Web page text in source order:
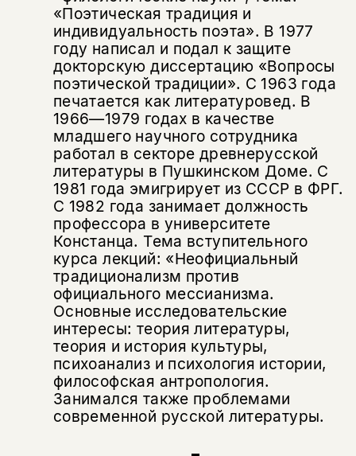
«Поэтическая традиция и
индивидуальность поэта». В 1977
году написал и подал к защите
докторскую диссертацию «Вопросы
поэтической традиции». С 1963 года
печатается как литературовед. В
1966—1979 годах в качестве
младшего научного сотрудника
работал в секторе древнерусской
литературы в Пушкинском Доме. С
1981 года эмигрирует из СССР в ФРГ.
С 1982 года занимает должность
профессора в университете
Констанца. Тема вступительного
курса лекций: «Неофициальный
традиционализм против
официального мессианизма.
Основные исследовательские
интересы: теория литературы,
теория и история культуры,
психоанализ и психология истории,
философская антропология.
Занимался также проблемами
современной русской литературы.
Копировать
ссылку
ВконтактеТелеграм Дзен